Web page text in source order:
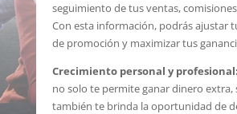
seguimiento de tus ventas,
Con esta información, podrás ajustar
de promoción y maximizar tus
Crecimiento personal y profesional:
no solo te permite ganar dinero extra,
también te brinda la oportunidad de